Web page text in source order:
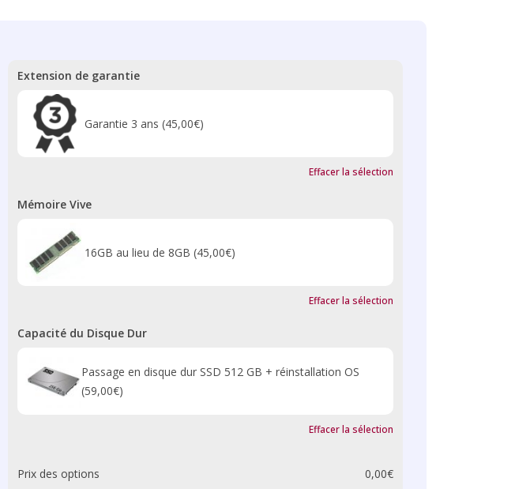
Extension de garantie
Garantie 3 ans (45,00€)
Effacer la sélection
Mémoire Vive
16GB au lieu de 8GB (45,00€)
Effacer la sélection
Capacité du Disque Dur
Passage en disque dur SSD 512 GB + réinstallation OS
(59,00€)
Effacer la sélection
Prix des options 0,00€